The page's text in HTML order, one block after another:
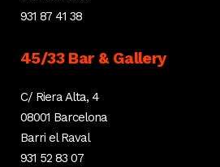
931 87 41 38
45/33 Bar & Gallery
C/ Riera Alta, 4
08001 Barcelona
Barri el Raval
931 52 83 07